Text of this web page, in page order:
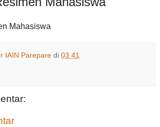
Mahasiswa
IAIN Parepare di 03.41